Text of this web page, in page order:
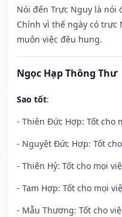
Nói đến Trực Nguy là nói
Chính vì thế ngày có trực
muôn việc đều hung.
Ngọc Hạp Thông Thư
Sao tốt:
- Thiên Đức Hợp: Tốt cho
- Nguyệt Đức Hợp: Tốt
- Thiên Hỷ: Tốt cho mọi
- Tam Hợp: Tốt cho mọi
- Mẫu Thương: Tốt cho